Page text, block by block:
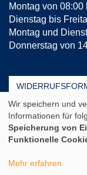
Montag von 08:00
Dienstag bis
Montag und
Donnerstag von
AGB
Häufige Fragen
Cookie
Kontrast
Wir speichern und
Informationen für
Speicherung von
Funktionelle
Mehr erfahren